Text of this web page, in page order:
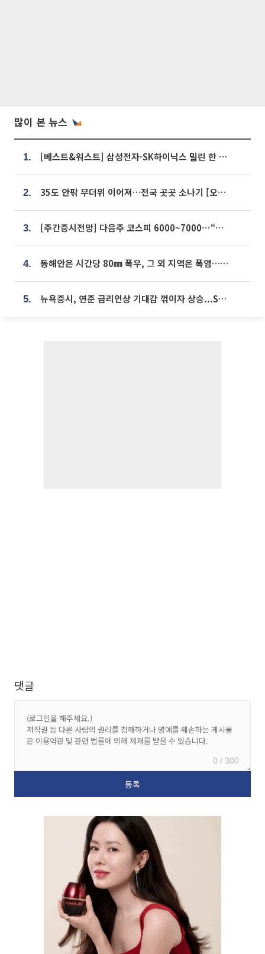
많이 본 뉴스
1. [베스트&워스트] 삼성전자·SK하이닉스 밀린 한 주…상상인증권은 85% 급등
2. 35도 안팎 무더위 이어져…전국 곳곳 소나기 [오늘 날씨]
3. [주간증시전망] 다음주 코스피 6000~7000⋯“外人 수급은 정책이 변수”
4. 동해안은 시간당 80㎜ 폭우, 그 외 지역은 폭염…‘극과 극 날씨’
5. 뉴욕증시, 연준 금리인상 기대감 꺾이자 상승...S&P500 사상 최고치 [종합]
댓글
0 / 300